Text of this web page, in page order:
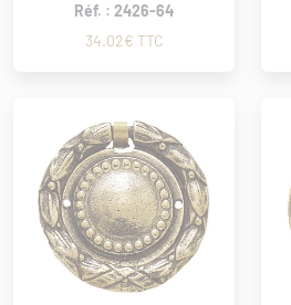
Réf. : 2426-64
34.02€ TTC